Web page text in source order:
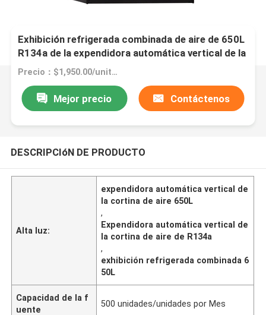
Exhibición refrigerada combinada de aire de 650L
R134a de la expendidora automática vertical de la
cortina
Precio：$1,950.00/units 1-4 units
Mejor precio Contáctenos
DESCRIPCIóN DE PRODUCTO
Alta luz:
expendidora automática vertical de
la cortina de aire 650L
,
Expendidora automática vertical de
la cortina de aire de R134a
,
exhibición refrigerada combinada 6
50L
Capacidad de la f
uente
500 unidades/unidades por Mes